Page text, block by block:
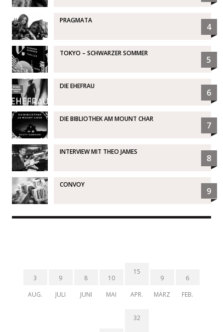
PRAGMATA
4
TOKYO – SCHWARZER SOMMER
5
DIE EHEFRAU
6
DIE BIBLIOTHEK AM MOUNT CHAR
7
INTERVIEW MIT THEO JAMES
8
CONVOY
9
3
AUG.
9
JULI
8
JUNI
10
MAI
15
APR.
9
MÄRZ
6
FEB.
32